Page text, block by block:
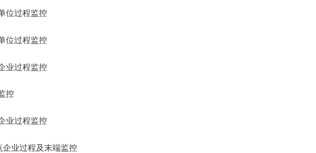
位过程监控
位过程监控
业过程监控
控
业过程监控
业过程及末端监控